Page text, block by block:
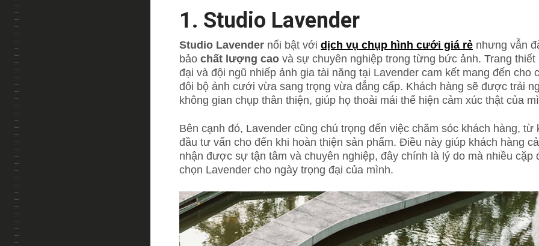
1. Studio Lavender
Studio Lavender nổi bật với dịch vụ chụp hình cưới giá rẻ nhưng vẫn
bảo chất lượng cao và sự chuyên nghiệp trong từng bức ảnh. Trang thiết
đại và đội ngũ nhiếp ảnh gia tài năng tại Lavender cam kết mang đến cho
đôi bộ ảnh cưới vừa sang trọng vừa đẳng cấp. Khách hàng sẽ được trải
không gian chụp thân thiện, giúp họ thoải mái thể hiện cảm xúc thật của
Bên cạnh đó, Lavender cũng chú trọng đến việc chăm sóc khách hàng, từ
đầu tư vấn cho đến khi hoàn thiện sản phẩm. Điều này giúp khách hàng
nhận được sự tận tâm và chuyên nghiệp, đây chính là lý do mà nhiều cặp
chọn Lavender cho ngày trọng đại của mình.